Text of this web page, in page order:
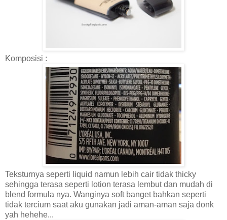
Komposisi :
Teksturnya seperti liquid namun lebih cair tidak thicky
sehingga terasa seperti lotion terasa lembut dan mudah di
blend formula nya. Wanginya soft banget bahkan seperti
tidak tercium saat aku gunakan jadi aman-aman saja donk
yah hehehe...